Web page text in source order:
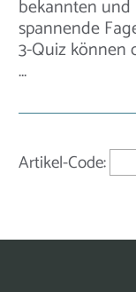
bekannten
spannende
3-Quiz können
…
Artikel-Code: